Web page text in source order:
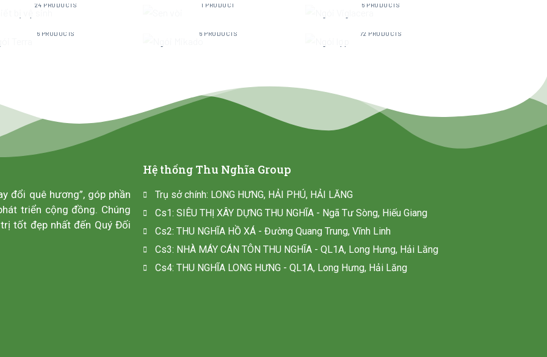
24 PRODUCTS 1 PRODUCT 6 PRODUCTS
6 PRODUCTS 6 PRODUCTS 72 PRODUCTS
đổi quê hương”, góp phần
triển cộng đồng. Chúng
tốt đẹp nhất đến Quý Đối
Hệ thống Thu Nghĩa Group
Trụ sở chính: LONG HƯNG, HẢI PHÚ, HẢI LĂNG
Cs1: SIÊU THỊ XÂY DỰNG THU NGHĨA - Ngã Tư Sòng, Hiếu Giang
Cs2: THU NGHĨA HỒ XÁ - Đường Quang Trung, Vĩnh Linh
Cs3: NHÀ MÁY CÁN TÔN THU NGHĨA - QL1A, Long Hưng, Hải Lăng
Cs4: THU NGHĨA LONG HƯNG - QL1A, Long Hưng, Hải Lăng